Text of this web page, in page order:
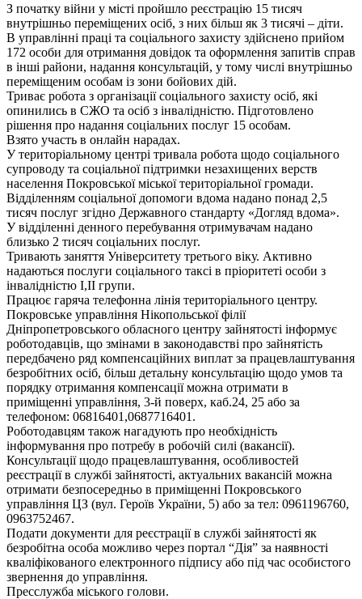
З початку війни у місті пройшло реєстрацію 15 тисяч
внутрішньо переміщених осіб, з них більш як 3 тисячі – діти.
В управлінні праці та соціального захисту здійснено прийом
172 особи для отримання довідок та оформлення запитів справ
в інші райони, надання консультацій, у тому числі внутрішньо
переміщеним особам із зони бойових дій.
Триває робота з організації соціального захисту осіб, які
опинились в СЖО та осіб з інвалідністю. Підготовлено
рішення про надання соціальних послуг 15 особам.
Взято участь в онлайн нарадах.
У територіальному центрі тривала робота щодо соціального
супроводу та соціальної підтримки незахищених верств
населення Покровської міської територіальної громади.
Відділенням соціальної допомоги вдома надано понад 2,5
тисяч послуг згідно Державного стандарту «Догляд вдома».
У відділенні денного перебування отримувачам надано
близько 2 тисяч соціальних послуг.
Тривають заняття Університету третього віку. Активно
надаються послуги соціального таксі в пріоритеті особи з
інвалідністю І,ІІ групи.
Працює гаряча телефонна лінія територіального центру.
Покровське управління Нікопольської філії
Дніпропетровського обласного центру зайнятості інформує
роботодавців, що змінами в законодавстві про зайнятість
передбачено ряд компенсаційних виплат за працевлаштування
безробітних осіб, більш детальну консультацію щодо умов та
порядку отримання компенсації можна отримати в
приміщенні управління, 3-й поверх, каб.24, 25 або за
телефоном: 06816401,0687716401.
Роботодавцям також нагадують про необхідність
інформування про потребу в робочій силі (вакансії).
Консультації щодо працевлаштування, особливостей
реєстрації в службі зайнятості, актуальних вакансій можна
отримати безпосередньо в приміщенні Покровського
управління ЦЗ (вул. Героїв України, 5) або за тел: 0961196760,
0963752467.
Подати документи для реєстрації в службі зайнятості як
безробітна особа можливо через портал “Дія” за наявності
кваліфікованого електронного підпису або під час особистого
звернення до управління.
Пресслужба міського голови.